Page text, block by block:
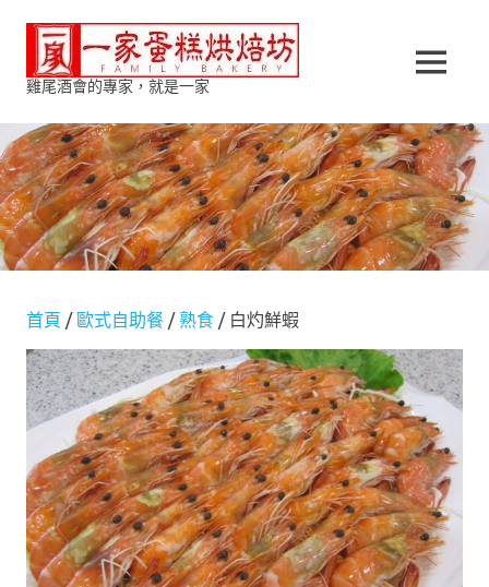
content
蛋
糕
烘
坊
雞尾酒會的專家，就是一家
MENU
首頁 /歐式自助餐 /熟食 / 白灼鮮蝦